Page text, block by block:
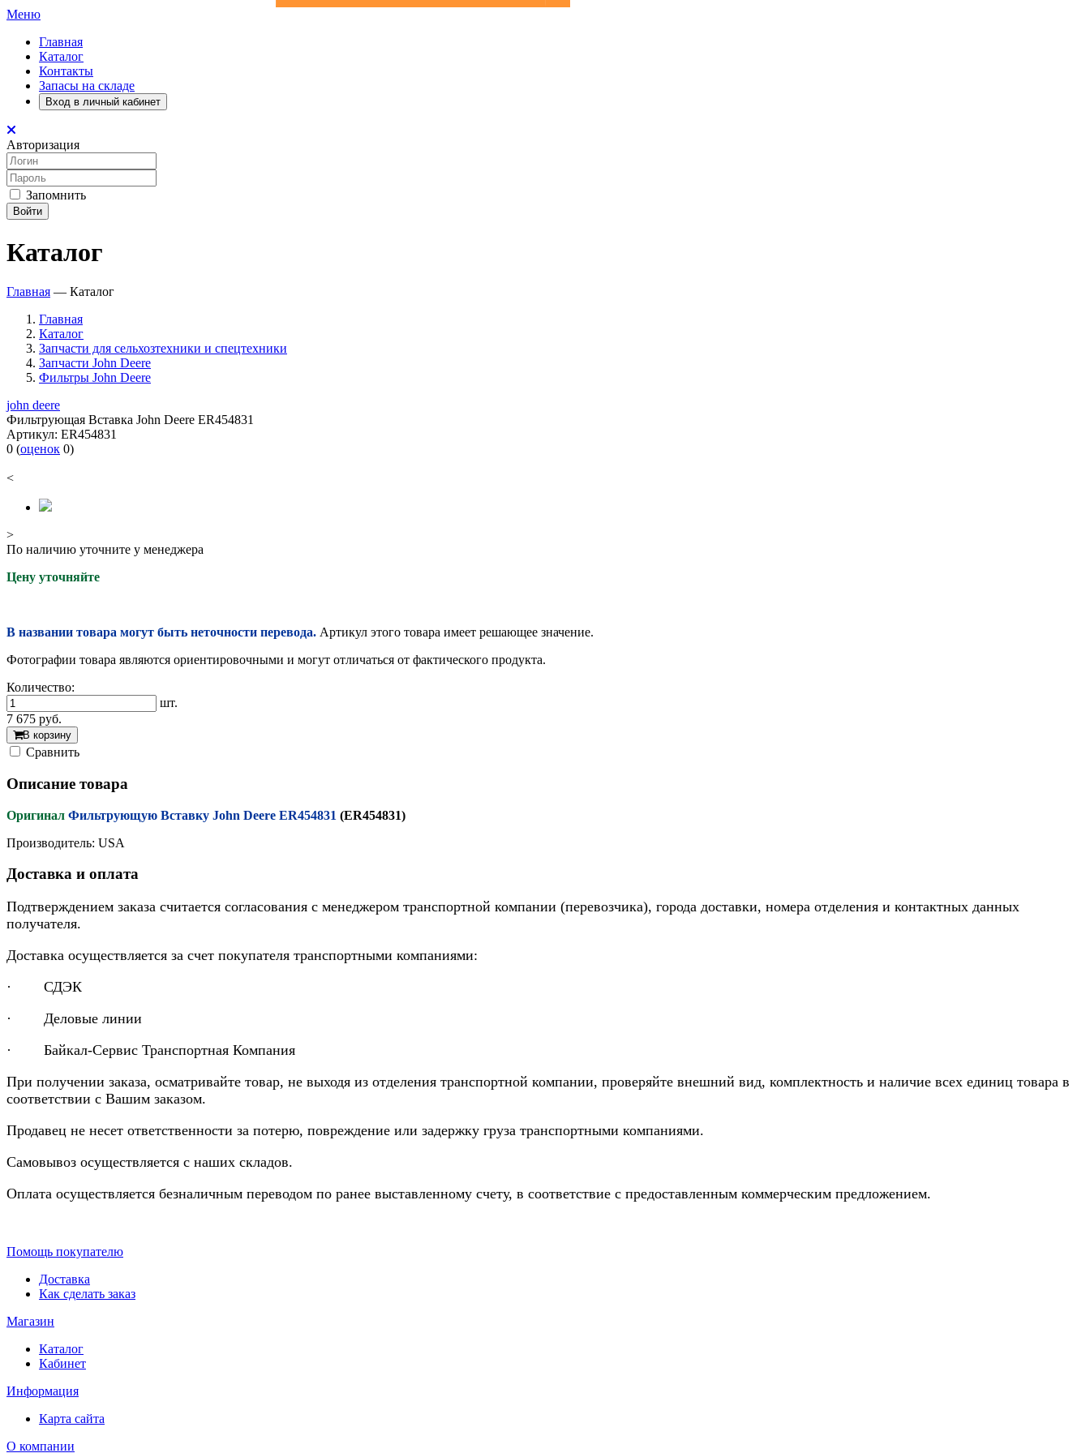
Меню
Главная
Каталог
Контакты
Запасы на складе
Вход в личный кабинет
Авторизация
Запомнить
Войти
Каталог
Главная — Каталог
Главная
Каталог
Запчасти для сельхозтехники и спецтехники
Запчасти John Deere
Фильтры John Deere
john deere
Фильтрующая Вставка John Deere ER454831
Артикул: ER454831
0 (оценок 0)
<
>
По наличию уточните у менеджера
Цену уточняйте
В названии товара могут быть неточности перевода. Артикул этого товара имеет решающее значение.
Фотографии товара являются ориентировочными и могут отличаться от фактического продукта.
Количество:
шт.
7 675 руб.
В корзину
Cравнить
Описание товара
Оригинал Фильтрующую Вставку John Deere ER454831 (ER454831)
Производитель: USA
Доставка и оплата
Подтверждением заказа считается согласования с менеджером транспортной компании (перевозчика), города доставки, номера отделения и контактных данных
получателя.
Доставка осуществляется за счет покупателя транспортными компаниями:
· СДЭК
· Деловые линии
· Байкал-Сервис Транспортная Компания
При получении заказа, осматривайте товар, не выходя из отделения транспортной компании, проверяйте внешний вид, комплектность и наличие всех единиц товара в
соответствии с Вашим заказом.
Продавец не несет ответственности за потерю, повреждение или задержку груза транспортными компаниями.
Самовывоз осуществляется с наших складов.
Оплата осуществляется безналичным переводом по ранее выставленному счету, в соответствие с предоставленным коммерческим предложением.
Помощь покупателю
Доставка
Как сделать заказ
Магазин
Каталог
Кабинет
Информация
Карта сайта
О компании